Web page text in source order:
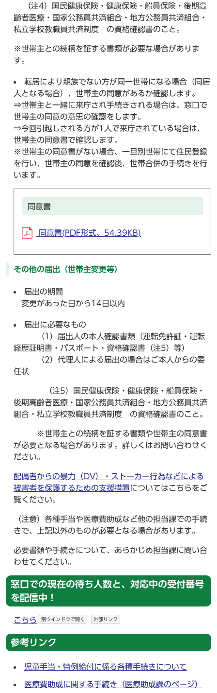
（注4）国民健康保険・健康保険・船員保険・後期高
齢者医療・国家公務員共済組合・地方公務員共済組合・
私立学校教職員共済制度 の資格確認書のこと。
※世帯主との続柄を証する書類が必要な場合がありま
す。
転居により親族でない方が同一世帯になる場合（同居
人となる場合）、世帯主の同意があるか確認します。
⇒世帯主と一緒に来庁され手続きされる場合は、窓口で
世帯主の同意の意思の確認をします。
⇒今回引越しされる方が1人で来庁されている場合は、
世帯主の同意書で確認します。
※世帯主の同意書がない場合、一旦別世帯にて住民登録
を行い、世帯主の同意を確認後、世帯合併の手続きを行
います。
同意書
同意書(PDF形式、54.39KB)
その他の届出（世帯主変更等）
届出の期間
変更があった日から14日以内
届出に必要なもの
（1）届出人の本人確認書類（運転免許証・運転
経歴証明書・パスポート・資格確認書（注5）等）
（2）代理人による届出の場合はご本人からの委
任状
（注5）国民健康保険・健康保険・船員保険・
後期高齢者医療・国家公務員共済組合・地方公務員共済
組合・私立学校教職員共済制度 の資格確認書のこと。
※世帯主との続柄を証する書類や世帯主の同意書
が必要となる場合があります。詳しくはお問い合わせく
ださい。
配偶者からの暴力（DV）・ストーカー行為などによる
被害者を保護するための支援措置についてはこちらをご
覧ください。
（注意）各種手当や医療費助成など他の担当課での手続
きで、上記以外のものが必要となる場合があります。
必要書類や手続きについて、あらかじめ担当課に問い合
わせてください。
窓口での現在の待ち人数と、対応中の受付番号
を配信中！
こちら 別ウインドウで開く 外部リンク
参考リンク
児童手当・特例給付に係る各種手続きについて
医療費助成に関する手続き（医療助成課のページ）